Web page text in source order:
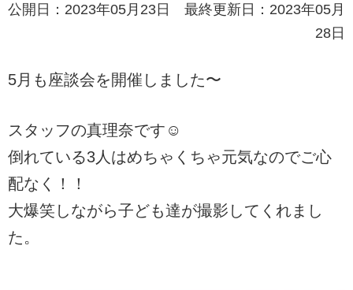
公開日：2023年05月23日 最終更新日：2023年05月
28日
5月も座談会を開催しました〜
スタッフの真理奈です☺️
倒れている3人はめちゃくちゃ元気なのでご心
配なく！！
大爆笑しながら子ども達が撮影してくれまし
た。